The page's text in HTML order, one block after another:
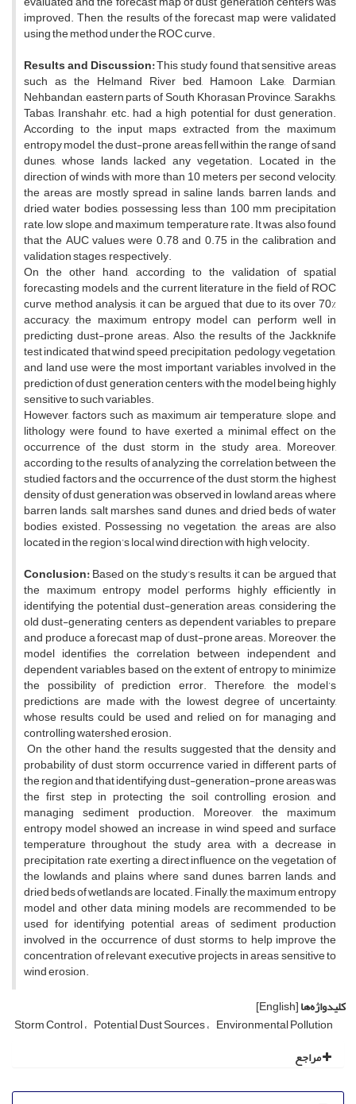
improved. Then, the results of the forecast map were validated
using the method under the ROC curve.
Results and Discussion:This study found that sensitive areas
such as the Helmand River bed, Hamoon Lake, Darmian,
Nehbandan, eastern parts of South Khorasan Province, Sarakhs,
Tabas, Iranshahr, etc. had a high potential for dust generation.
According to the input maps extracted from the maximum
entropy model, the dust-prone areas fell within the range of sand
dunes, whose lands lacked any vegetation. Located in the
direction of winds with more than 10 meters per second velocity,
the areas are mostly spread in saline lands, barren lands, and
dried water bodies, possessing less than 100 mm precipitation
rate, low slope, and maximum temperature rate. It was also found
that the AUC values were 0.78 and 0.75 ​​in the calibration and
validation stages, respectively.
On the other hand, according to the validation of spatial
forecasting models and the current literature in the field of ROC
curve method analysis, it can be argued that due to its over 70%
accuracy, the maximum entropy model can perform well in
predicting dust-prone areas. Also, the results of the Jackknife
test indicated that wind speed, precipitation, pedology, vegetation,
and land use were the most important variables involved in the
prediction of dust generation centers, with the model being highly
sensitive to such variables.
However, factors such as maximum air temperature, slope, and
lithology were found to have exerted a minimal effect on the
occurrence of the dust storm in the study area. Moreover,
according to the results of analyzing the correlation between the
studied factors and the occurrence of the dust storm, the highest
density of dust generation was observed in lowland areas where
barren lands, salt marshes, sand dunes, and dried beds of water
bodies existed. Possessing no vegetation, the areas are also
located in the region’s local wind direction with high velocity.
Conclusion:Based on the study’s results, it can be argued that
the maximum entropy model performs highly efficiently in
identifying the potential dust-generation areas, considering the
old dust-generating centers as dependent variables to prepare
and produce a forecast map of dust-prone areas. Moreover, the
model identifies the correlation between independent and
dependent variables based on the extent of entropy to minimize
the possibility of prediction error. Therefore, the model’s
predictions are made with the lowest degree of uncertainty,
whose results could be used and relied on for managing and
controlling watershed erosion.
On the other hand, the results suggested that the density and
probability of dust storm occurrence varied in different parts of
the region and that identifying dust-generation-prone areas was
the first step in protecting the soil, controlling erosion, and
managing sediment production. Moreover, the maximum
entropy model showed an increase in wind speed and surface
temperature throughout the study area, with a decrease in
precipitation rate exerting a direct influence on the vegetation of
the lowlands and plains where sand dunes, barren lands, and
dried beds of wetlands are located. Finally, the maximum entropy
model and other data mining models are recommended to be
used for identifying potential areas of sediment production
involved in the occurrence of dust storms to help improve the
concentration of relevant executive projects in areas sensitive to
wind erosion.
کلیدواژه‌ها[English]
Storm Control Potential Dust Sources Environmental Pollution
مراجع